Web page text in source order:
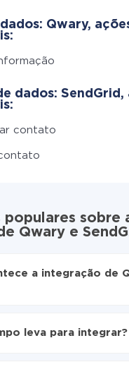
Qwary,
dados: SendGrid,
contato
populares sobre
Qwary e
a integração de
leva para integrar?